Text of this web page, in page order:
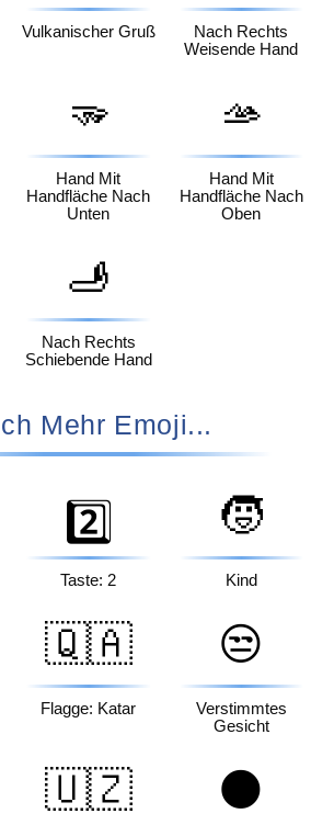
Vulkanischer Gruß
Nach Rechts
Weisende Hand
🫳
Hand Mit
Handfläche Nach
Unten
🫴
Hand Mit
Handfläche Nach
Oben
🫸
Nach Rechts
Schiebende Hand
Mehr Emoji...
2️⃣
Taste: 2
🧒
Kind
🇶🇦
Flagge: Katar
😒
Verstimmtes
Gesicht
🇺🇿 🌑